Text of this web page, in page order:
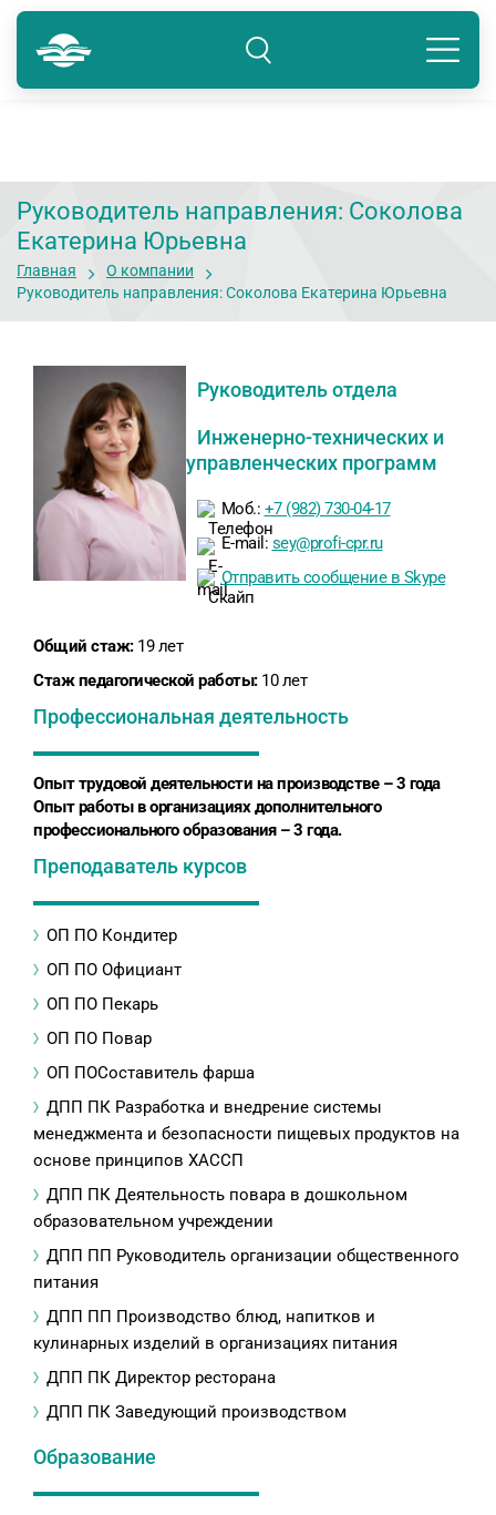
Тюмень
Подразделение: Тюмень
8 800 250-41-22
Руководитель направления: Соколова
Екатерина Юрьевна
Главная
О компании
Руководитель направления: Соколова Екатерина Юрьевна
Руководитель отдела
Инженерно-технических и
управленческих программ
Моб.: +7 (982) 730-04-17
E-mail: sey@profi-cpr.ru
Отправить сообщение в Skype
Общий стаж:19 лет
Стаж педагогической работы:10 лет
Профессиональная деятельность
Опыт трудовой деятельности на производстве – 3 года
Опыт работы в организациях дополнительного
профессионального образования – 3 года.
Преподаватель курсов
ОП ПО Кондитер
ОП ПО Официант
ОП ПО Пекарь
ОП ПО Повар
ОП ПОСоставитель фарша
ДПП ПК Разработка и внедрение системы
менеджмента и безопасности пищевых продуктов на
основе принципов ХАССП
ДПП ПК Деятельность повара в дошкольном
образовательном учреждении
ДПП ПП Руководитель организации общественного
питания
ДПП ПП Производство блюд, напитков и
кулинарных изделий в организациях питания
ДПП ПК Директор ресторана
ДПП ПК Заведующий производством
Образование